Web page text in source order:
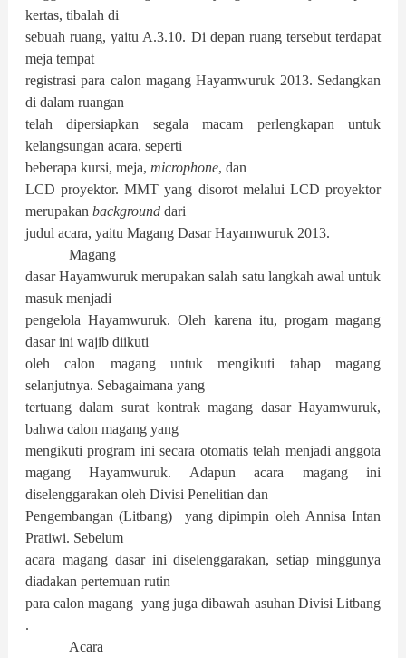
kertas, tibalah di
sebuah ruang, yaitu A.3.10. Di depan ruang tersebut terdapat
meja tempat
registrasi para calon magang Hayamwuruk 2013. Sedangkan
di dalam ruangan
telah dipersiapkan segala macam perlengkapan untuk
kelangsungan acara, seperti
beberapa kursi, meja, microphone, dan
LCD proyektor. MMT yang disorot melalui LCD proyektor
merupakan backgrounddari
judul acara, yaitu Magang Dasar Hayamwuruk 2013.
Magang
dasar Hayamwuruk merupakan salah satu langkah awal untuk
masuk menjadi
pengelola Hayamwuruk. Oleh karena itu, progam magang
dasar ini wajib diikuti
oleh calon magang untuk mengikuti tahap magang
selanjutnya. Sebagaimana yang
tertuang dalam surat kontrak magang dasar Hayamwuruk,
bahwa calon magang yang
mengikuti program ini secara otomatis telah menjadi anggota
magang Hayamwuruk. Adapun acara magang ini
diselenggarakan oleh Divisi Penelitian dan
Pengembangan (Litbang) yang dipimpin oleh Annisa Intan
Pratiwi. Sebelum
acara magang dasar ini diselenggarakan, setiap minggunya
diadakan pertemuan rutin
para calon magang yang juga dibawah asuhan Divisi Litbang
.
Acara